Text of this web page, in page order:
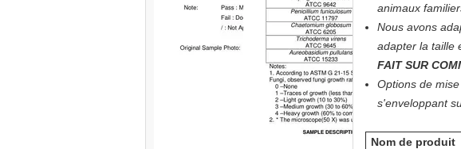
animaux
Nous avons
adapter la taille
FAIT SUR
Options de
s'enveloppant
Nom de produit